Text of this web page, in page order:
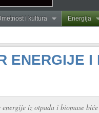
i kultura Energija
ENERGIJE I
iz otpada i biomase